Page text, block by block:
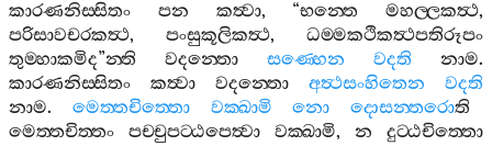
කාරණනිස‍්සිතං
පන කත්‍වා, “භන‍්තෙ මහල‍්ලකත්‍ථ,
පරිසාවචරකත්‍ථ, පංසුකූලිකත්‍ථ, ධම‍්මකථිකත්‍ථපතිරූපං
තුම‍්හාකමිද”න‍්ති වදන‍්තො සණ‍්හෙන වදති නාම.
කාරණනිස‍්සිතං
කත්‍වා වදන‍්තො අත්‍ථසංහිතෙන
වදති
නාම. මෙත‍්තචිත‍්තො වක‍්ඛාමි නො දොසන‍්තරොති
මෙත‍්තචිත‍්තං
පච‍්චුපට‍්ඨපෙත්‍වා වක‍්ඛාමි, න
දුට‍්ඨචිත‍්තො